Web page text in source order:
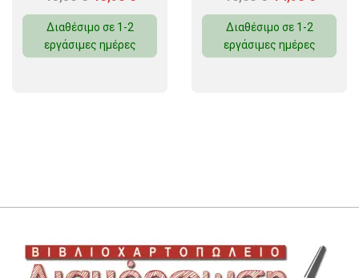
Διαθέσιμο σε 1-2
εργάσιμες ημέρες
Διαθέσιμο σε 1-2
εργάσιμες ημέρες